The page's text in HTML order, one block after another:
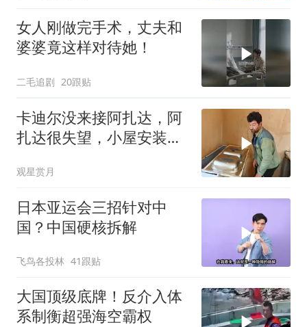
女人刚做完手术，丈夫和
婆婆竟这样对待她！
二毛追剧 20跟贴
卡迪尔没来接阿扎达，阿
扎达很失望，小屋安装厨
观星赏月
日本亚运会三招针对中
国？中国硬核拆解
飞鸟各投林 41跟贴
大国顶级底牌！反介入体
系制衡超强海空霸权